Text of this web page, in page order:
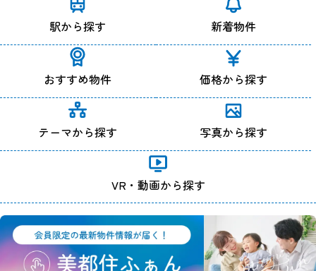
駅から探す 新着物件
おすすめ物件 価格から探す
テーマから探す 写真から探す
VR・動画から探す